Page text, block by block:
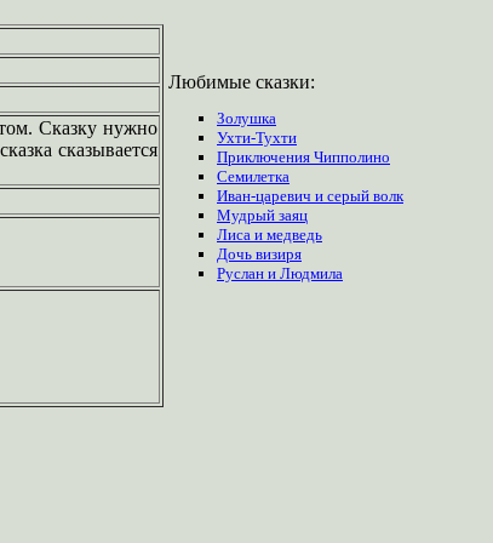
Сказку нужно
сказывается
Любимые сказки:
Золушка
Ухти-Тухти
Приключения Чипполино
Семилетка
Иван-царевич и серый волк
Мудрый заяц
Лиса и медведь
Дочь визиря
Руслан и Людмила